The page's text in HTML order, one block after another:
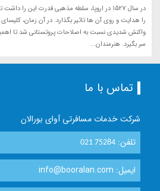
در سال 1527 در اروپا، سلطه مذهبی قدرت این را
را هدایت و روی آن ها تاثیر بگذارد. در آن زمان،
واکنش شدیدی نسبت به اصلاحات پروتستانی شد تا
سر بگیرد. هنرمندان...
تماس با ما
شرکت خدمات مسافرتی آوای بورالان
تلفن:021 75284
ایمیل: info@booralan.com